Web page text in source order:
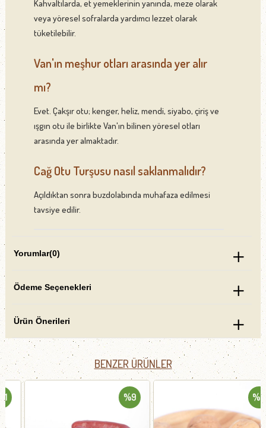
Kahvaltılarda, et yemeklerinin yanında, meze olarak
veya yöresel sofralarda yardımcı lezzet olarak
tüketilebilir.
Van'ın meşhur otları arasında yer alır
mı?
Evet. Çakşır otu; kenger, heliz, mendi, siyabo, çiriş ve
ışgın otu ile birlikte Van'ın bilinen yöresel otları
arasında yer almaktadır.
Cağ Otu Turşusu nasıl saklanmalıdır?
Açıldıktan sonra buzdolabında muhafaza edilmesi
tavsiye edilir.
Yorumlar(0)
Ödeme Seçenekleri
Ürün Önerileri
BENZER ÜRÜNLER